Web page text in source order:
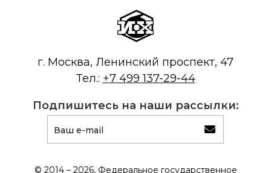
г. Москва, Ленинский проспект, 47
Тел.: +7 499 137-29-44
Подпишитесь на наши рассылки:
© 2014 – 2026, Федеральное государственное